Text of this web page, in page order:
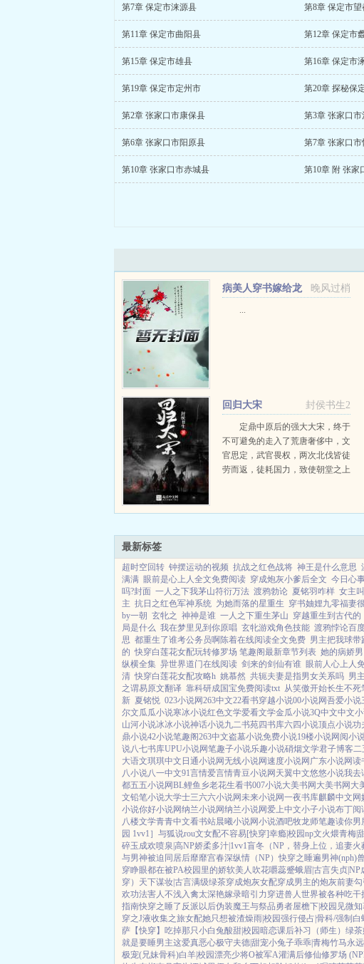
第7章 保定市涞源县 第8章 保定市望
第11章 保定市曲阳县 第12章 保定市
第15章 保定市雄县 第16章 保定市
第19章 保定市定州市
第2章 张家口市康保县 第3章 张家口市
第6章 张家口市阳原县 第7章 张家口市
第10章 张家口市赤城县 第10章 附 张家
晚风过梢
病美人穿书嫁给龙
...
封侯书生2
回归大宋
定鼎中原后的强大大宋，终于
不可避免的走入了荒唐奢侈中，文
官思定，武官畏权，两次北伐皆徒
劳而返，徒耗国力，致使朝堂之上
最新标签
超时空回转 钟摆运动的视频 抗战之红色战将 神王是什么意思
满满 眼前是心上人全文免费阅读 穿成炮灰小爹后全文 今日心
吗?封面 一人之下我茅山符衍万法 渡鸦勃论 夏铭羽咋样 女主
主 抗日之红色军神系统 为她而落的星重生 穿书妯娌九零福妻
by一朝 玄牝之 神神是谁 一人之下重生茅山 穿越重生到古代的
局是什么 我在梦里见到你原唱 玄牝游戏角色技能 渡鸦悖论百
思 都重生了谁考公务员啊陈着在线阅读全文免费 男主把我球带
的 快穿白莲花女配玩转修罗场 笔趣阁最新章节列表 她的病娇男
纵横全集 异世界道门在线阅读 剑来的剑仙有谁 眼前人心上人
清 快穿白莲花女配攻略h 姚慕然 共轭夫妻是指男女关系吗 男
之谓易原文翻译 靠科研成国宝免费阅读txt 从笑傲开始长生不死
新 夏铭悦 023小说网263中文22看书穿越小说00小说网吾爱小说
尔文瓜瓜小说寒冰小说红色文学爱看文学金瓜小说3Q中文中文
山河小说冰冰小说神话小说九二书苑四书库六四小说顶点小说功
鼎小说42小说笔趣阁263中文盗墓小说免费小说19楼小说网阅小
说八七书库UPU小说网笔趣子小说乐趣小说硝烟文学君子博客二
大语文琪琪中文 日通小说网无线小说网速度小说网 广东小说网读
八小说八一中文91言情爱言情青豆小说网 天翼中文悠悠小说我去
都五五小说网BL鲤鱼乡老花生看书007小说大美书网 大美书网 大
文铅笔小说大学士三六六小说网未来小说网一夜书库麒麟中文网
小说你好小说网纳兰小说网纳兰小说网爱上中文小子小说布丁阅
八楼文学青青中文看书站晨曦小说网小说酒吧牧龙师笔趣读你男
园 1vv1］ 与狐说rou文女配不容易[快穿]幸瘾|校园np文火煨青梅|
碎玉成欢喷泉|高NP娇柔多汁|1vv1盲冬（NP，替身上位，追妻火
与男神被迫同居后靡靡宫春深纵情（NP）快穿之睡遍男神(nph)
穿睁眼都在被PA校园里的娇软美人 吹花嚼蕊蹙蛾眉|古言失贞|NP
穿） 天下谋妆|古言满级绿茶穿成炮灰女配穿成男主的炮灰前妻
欢功法害人不浅入禽太深艳嫁录暗引力穿进兽人世界被各种吃干
指南快穿之睡了反派以后伪装魔王与祭品勇者屋檐下|校园 见微
穿之J液收集之旅女配她只想被渣燥雨|校园强行侵占|骨科/强制 白
萨 【快穿】吃掉那只小白兔酸甜|校园暗恋课后补习（师生） 绿
就是要睡男主这爱真恶心极守夫德|甜宠小兔子乖乖|青梅竹马永
极宠(兄妹骨科)白羊|校园漂亮少将O被军A灌满后修仙修罗场